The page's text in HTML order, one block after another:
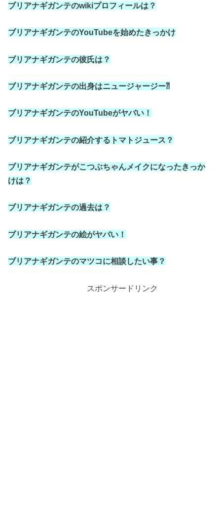
ブリアナギガンテのwikiプロフィールは？
ブリアナギガンテのYouTubeを始めたきっかけ
ブリアナギガンテの彼氏は？
ブリアナギガンテの出身はニュージャージー⁈
ブリアナギガンテのYouTubeがヤバい！
ブリアナギガンテの紹介するトマトジュース？
ブリアナギガンテがこつぶちゃんメイクになったきっか
けは？
ブリアナギガンテの過去は？
ブリアナギガンテの絵がヤバい！
ブリアナギガンテのマツコに相談したい事？
スポンサードリンク